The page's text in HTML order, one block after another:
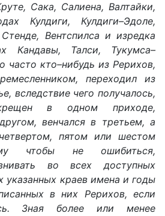
Сака, Салиена, Валтайки,
Кулдиги, Кулдиги–Эдоле,
Вентспилса и изредка
Кандавы, Талси, Тукумса–
часто кто–нибудь из Рерихов,
переходил из
вследствие чего получалось,
в одном приходе,
венчался в третьем, а
пятом или шестом
чтобы не ошибиться,
во всех доступных
указанных краев имена и годы
в них Рерихов, если
Зная более или менее